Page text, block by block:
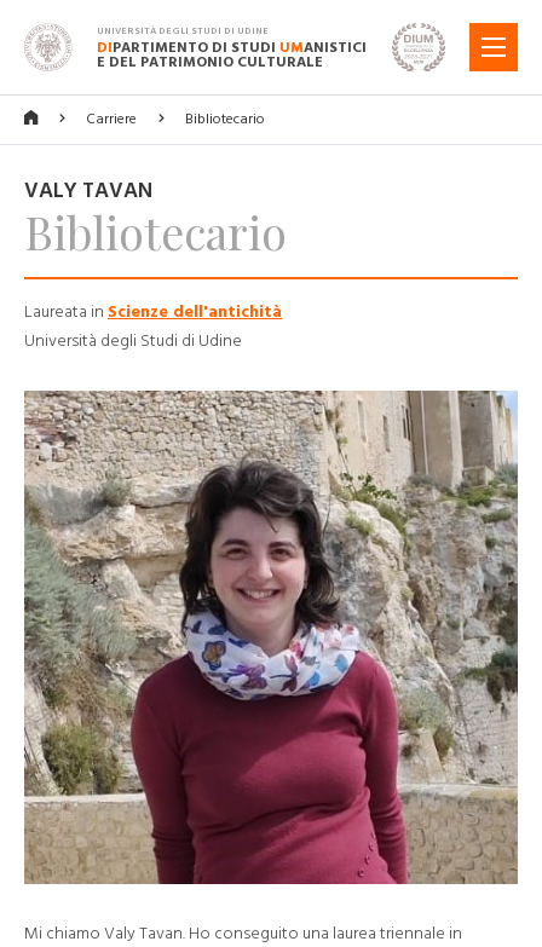
UNIVERSITÀ DEGLI STUDI DI UDINE
DIPARTIMENTO DI STUDI UMANISTICI
E DEL PATRIMONIO CULTURALE
MENU
Carriere Bibliotecario
VALY TAVAN
Bibliotecario
Laureata in Scienze dell'antichità
Università degli Studi di Udine
Mi chiamo Valy Tavan. Ho conseguito una laurea triennale in